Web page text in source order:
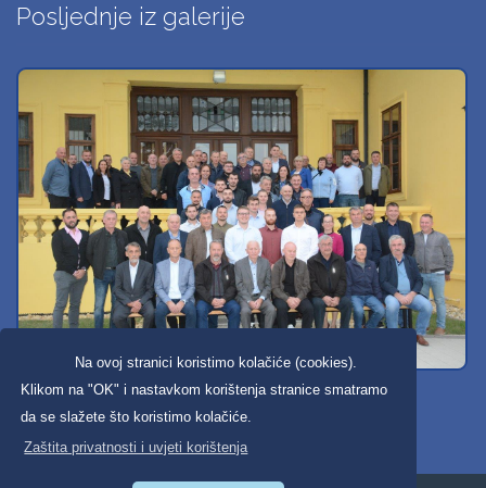
Na ovoj stranici koristimo kolačiće (cookies).
Klikom na "OK" i nastavkom korištenja stranice smatramo
da se slažete što koristimo kolačiće.
Zaštita privatnosti i uvjeti korištenja
Posljednje iz galerije
Svi dobravski košarkaši